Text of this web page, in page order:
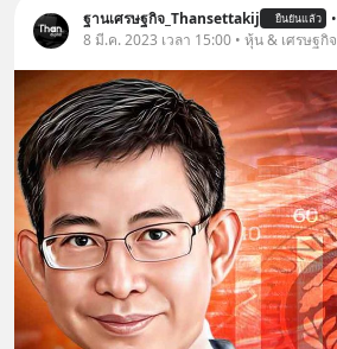
ฐานเศรษฐกิจ_Thansettakij ยืนยันแล้ว •
8 มี.ค. 2023 เวลา 15:00 • หุ้น & เศรษฐกิจ